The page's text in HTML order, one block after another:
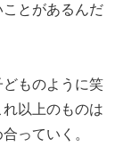
とがあるんだ
ものように笑
以上のものは
っていく。